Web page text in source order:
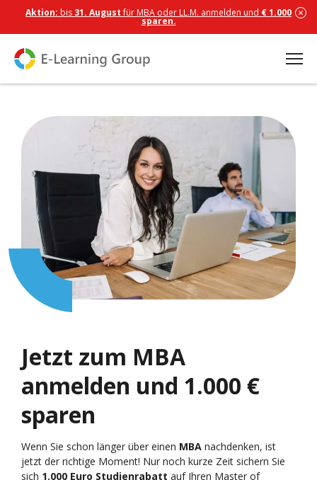
Aktion: bis 31. Augustfür MBA oder LL.M. anmelden und € 1.000
sparen.
Jetzt zum MBA
anmelden und 1.000 €
sparen
Wenn Sie schon länger über einen MBA nachdenken, ist
jetzt der richtige Moment! Nur noch kurze Zeit sichern Sie
sich 1.000 Euro Studienrabatt auf Ihren Master of